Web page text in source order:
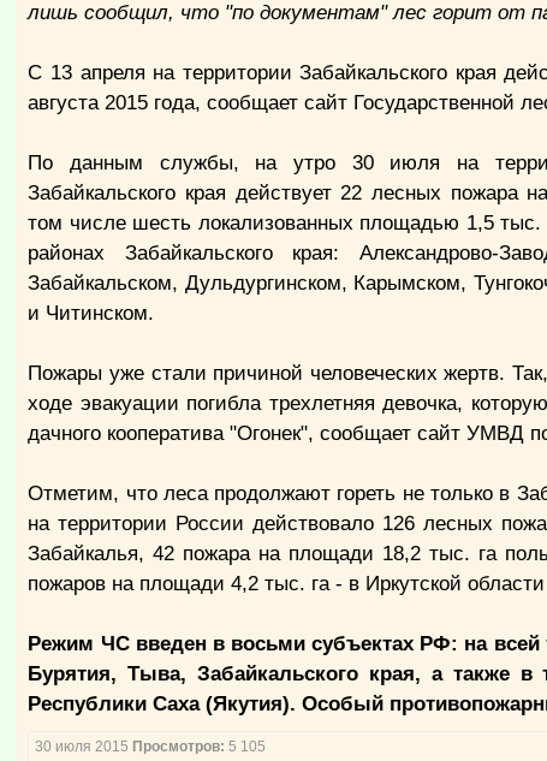
лишь сообщил, что "по документам" лес горит от
С 13 апреля на территории Забайкальского края
августа 2015 года, сообщает сайт Государственной
По данным службы, на утро 30 июля на
Забайкальского края действует 22 лесных
том числе шесть локализованных площадью 1,5
районах Забайкальского края: Александрово-
Забайкальском, Дульдургинском, Карымском,
и Читинском.
Пожары уже стали причиной человеческих жертв.
ходе эвакуации погибла трехлетняя девочка,
дачного кооператива "Огонек", сообщает сайт УМВД
Отметим, что леса продолжают гореть не только в
на территории России действовало 126 лесных
Забайкалья, 42 пожара на площади 18,2 тыс. га
пожаров на площади 4,2 тыс. га - в Иркутской
Режим ЧС введен в восьми субъектах РФ: на всей
Бурятия, Тыва, Забайкальского края, а также в
Республики Саха (Якутия). Особый
30 июля 2015 Просмотров: 5 105